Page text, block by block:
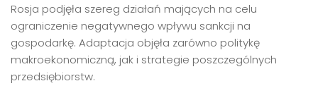
Rosja podjęła szereg działań mających na celu
ograniczenie negatywnego wpływu sankcji na
gospodarkę. Adaptacja objęła zarówno politykę
makroekonomiczną, jak i strategie poszczególnych
przedsiębiorstw.